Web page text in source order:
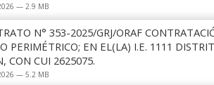
— 2.9 MB
N° 353-2025/GRJ/ORAF
PERIMÉTRICO; EN EL(LA) I.E. 1111
CON CUI 2625075.
— 5.2 MB